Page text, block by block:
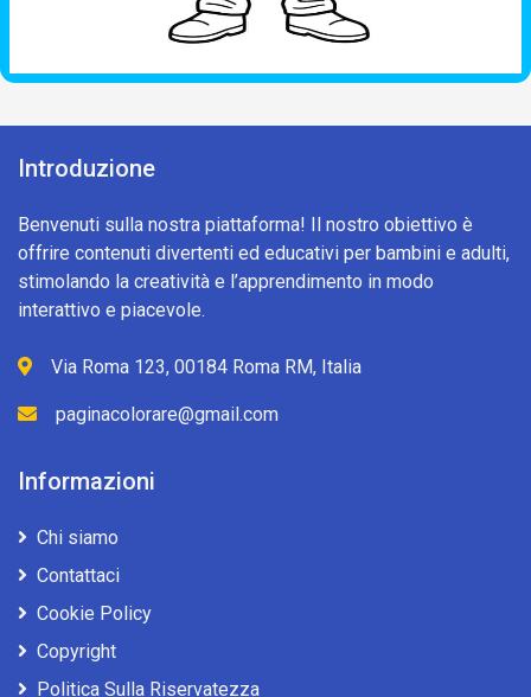
Introduzione
Benvenuti sulla nostra piattaforma! Il nostro obiettivo è
offrire contenuti divertenti ed educativi per bambini e adulti,
stimolando la creatività e l’apprendimento in modo
interattivo e piacevole.
Via Roma 123, 00184 Roma RM, Italia
paginacolorare@gmail.com
Informazioni
Chi siamo
Contattaci
Cookie Policy
Copyright
Politica Sulla Riservatezza